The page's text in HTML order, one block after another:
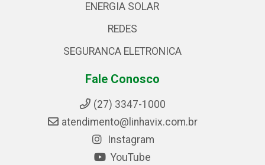
ENERGIA SOLAR
REDES
SEGURANCA ELETRONICA
Fale Conosco
(27) 3347-1000
atendimento@linhavix.com.br
Instagram
YouTube